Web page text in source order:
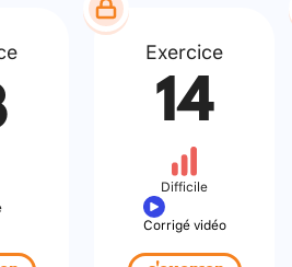
Exercice
14
Difficile
Corrigé vidéo